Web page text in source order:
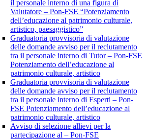
il personale interno di una figura di
Valutatore – Pon-FSE “Potenziamento
dell’educazione al patrimonio culturale,
artistico, paesaggistico”
Graduatoria provvisoria di valutazione
delle domande avviso per il reclutamento
tra il personale interno di Tutor – Pon-FSE
Potenziamento dell’educazione al
patrimonio culturale, artistico
Graduatoria provvisoria di valutazione
delle domande avviso per il reclutamento
tra il personale interno di Esperti – Pon-
FSE Potenziamento dell’educazione al
patrimonio culturale, artistico
Avviso di selezione allievi per la
partecipazione al – Pon-FSE